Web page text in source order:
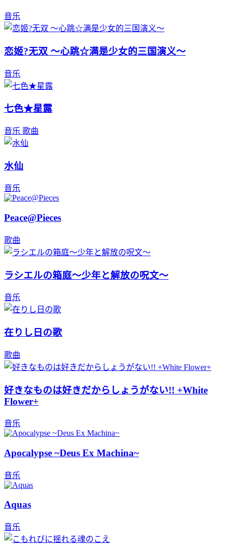
音乐
恋姬?无双 ～心跳☆满是少女的三国演义～
音乐
七色★星露
音乐 歌曲
水仙
音乐
Peace@Pieces
歌曲
ラシエルの箱庭～少年と解放の呪文～
音乐
在りし日の歌
歌曲
好きなものは好きだからしょうがない!! +White
Flower+
音乐
Apocalypse ~Deus Ex Machina~
音乐
Aquas
音乐